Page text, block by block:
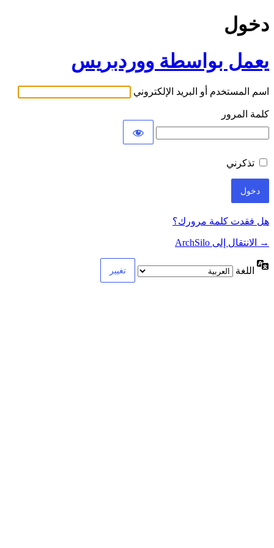
دخول
يعمل بواسطة ووردبريس
اسم المستخدم أو البريد الإلكتروني
كلمة المرور
تذكرني
هل فقدت كلمة مرورك؟
→ الانتقال إلى ArchSilo
اللغة